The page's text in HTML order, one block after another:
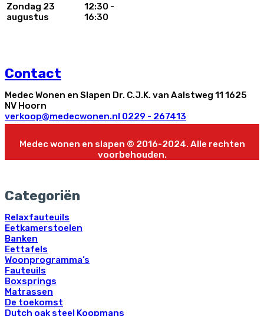
Zondag 23
augustus
12:30 -
16:30
Contact
Medec Wonen en Slapen Dr. C.J.K. van Aalstweg 11 1625
NV Hoorn
verkoop@medecwonen.nl 0229 - 267413
Medec wonen en slapen © 2016-2024. Alle rechten
voorbehouden.
Categoriën
Relaxfauteuils
Eetkamerstoelen
Banken
Eettafels
Woonprogramma’s
Fauteuils
Boxsprings
Matrassen
De toekomst
Dutch oak steel Koopmans